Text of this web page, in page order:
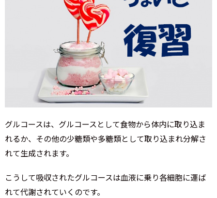
グルコースは、グルコースとして食物から体内に取り込ま
れるか、その他の少糖類や多糖類として取り込まれ分解さ
れて生成されます。
こうして吸収されたグルコースは血液に乗り各細胞に運ば
れて代謝されていくのです。